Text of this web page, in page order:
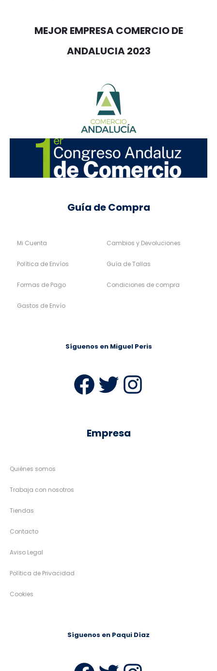
MEJOR EMPRESA COMERCIO DE
ANDALUCIA 2023
Guía de Compra
Mi Cuenta
Política de Envíos
Formas de Pago
Gastos de Envío
Cambios y Devoluciones
Guía de Tallas
Condiciones de compra
Síguenos en Miguel Peris
Facebook
Twitter
Empresa
Quiénes somos
Trabaja con nosotros
Tiendas
Contacto
Aviso Legal
Política de Privacidad
Cookies
Síguenos en Paqui Díaz